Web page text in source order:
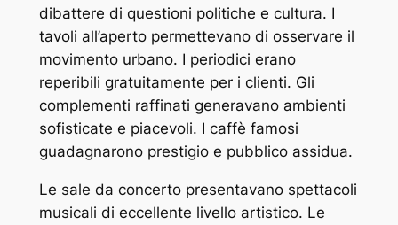
dibattere di questioni politiche e cultura. I
tavoli all’aperto permettevano di osservare il
movimento urbano. I periodici erano
reperibili gratuitamente per i clienti. Gli
complementi raffinati generavano ambienti
sofisticate e piacevoli. I caffè famosi
guadagnarono prestigio e pubblico assidua.
Le sale da concerto presentavano spettacoli
musicali di eccellente livello artistico. Le